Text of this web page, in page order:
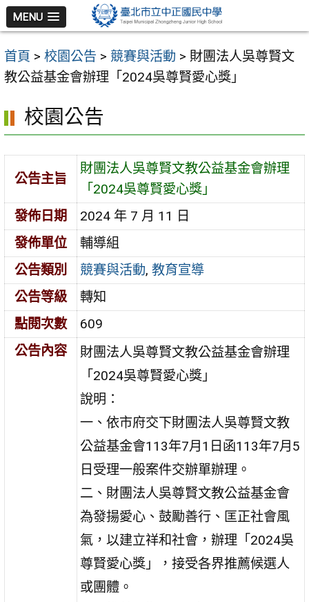
跳
至
主
要
容
區
MENU
首頁 > 校園公告 > 競賽與活動 > 財團法人吳尊賢文
教公益基金會辦理「2024吳尊賢愛心獎」
校園公告
公告主旨
財團法人吳尊賢文教公益基金會辦理
「2024吳尊賢愛心獎」
發佈日期
2024 年 7 月 11 日
發佈單位
輔導組
公告類別
競賽與活動,教育宣導
公告等級
轉知
點閱次數
609
公告內容
財團法人吳尊賢文教公益基金會辦理
「2024吳尊賢愛心獎」
說明：
一、依市府交下財團法人吳尊賢文教
公益基金會113年7月1日函113年7月5
日受理一般案件交辦單辦理。
二、財團法人吳尊賢文教公益基金會
為發揚愛心、鼓勵善行、匡正社會風
氣，以建立祥和社會，辦理「2024吳
尊賢愛心獎」，接受各界推薦候選人
或團體。